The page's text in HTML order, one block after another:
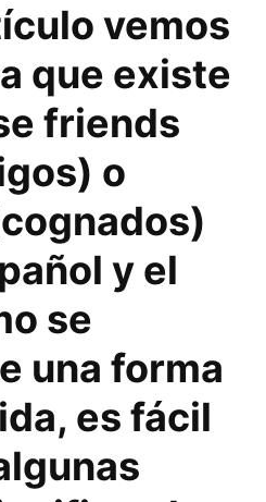
vemos
que existe
friends
o
y el
se
una forma
es fácil